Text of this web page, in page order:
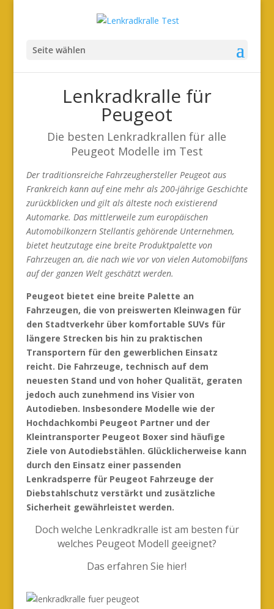
Seite wählen
Lenkradkralle für
Peugeot
Die besten Lenkradkrallen für alle
Peugeot Modelle im Test
Der traditionsreiche Fahrzeughersteller Peugeot aus
Frankreich kann auf eine mehr als 200-jährige Geschichte
zurückblicken und gilt als älteste noch existierend
Automarke. Das mittlerweile zum europäischen
Automobilkonzern Stellantis gehörende Unternehmen,
bietet heutzutage eine breite Produktpalette von
Fahrzeugen an, die nach wie vor von vielen Automobilfans
auf der ganzen Welt geschätzt werden.
Peugeot bietet eine breite Palette an
Fahrzeugen, die von preiswerten Kleinwagen für
den Stadtverkehr über komfortable SUVs für
längere Strecken bis hin zu praktischen
Transportern für den gewerblichen Einsatz
reicht. Die Fahrzeuge, technisch auf dem
neuesten Stand und von hoher Qualität, geraten
jedoch auch zunehmend ins Visier von
Autodieben. Insbesondere Modelle wie der
Hochdachkombi Peugeot Partner und der
Kleintransporter Peugeot Boxer sind häufige
Ziele von Autodiebstählen. Glücklicherweise kann
durch den Einsatz einer passenden
Lenkradsperre für Peugeot Fahrzeuge der
Diebstahlschutz verstärkt und zusätzliche
Sicherheit gewährleistet werden.
Doch welche Lenkradkralle ist am besten für
welches Peugeot Modell geeignet?
Das erfahren Sie hier!